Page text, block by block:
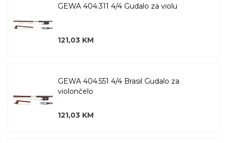
GEWA 404.311 4/4 Gudalo za violu
121,03 KM
GEWA 404.551 4/4 Brasil Gudalo za
violončelo
121,03 KM